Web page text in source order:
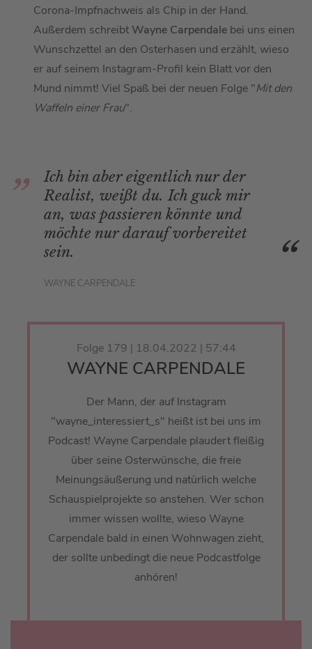
Corona-Impfnachweis als Chip in der Hand.
Außerdem schreibt Wayne Carpendale bei uns einen
Wunschzettel an den Osterhasen und erzählt, wieso
er auf seinem Instagram-Profil kein Blatt vor den
Mund nimmt! Viel Spaß bei der neuen Folge "Mit den
Waffeln einer Frau".
Ich bin aber eigentlich nur der
Realist, weißt du. Ich guck mir
an, was passieren könnte und
möchte nur darauf vorbereitet
sein.
WAYNE CARPENDALE
Folge 179 | 18.04.2022 | 57:44
WAYNE CARPENDALE
Der Mann, der auf Instagram
"wayne_interessiert_s" heißt ist bei uns im
Podcast! Wayne Carpendale plaudert fleißig
über seine Osterwünsche, die freie
Meinungsäußerung und natürlich welche
Schauspielprojekte so anstehen. Wer schon
immer wissen wollte, wieso Wayne
Carpendale bald in einen Wohnwagen zieht,
der sollte unbedingt die neue Podcastfolge
anhören!